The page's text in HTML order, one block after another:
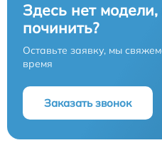
Здесь нет
починить?
Оставьте заявку, мы
время
Заказать звонок